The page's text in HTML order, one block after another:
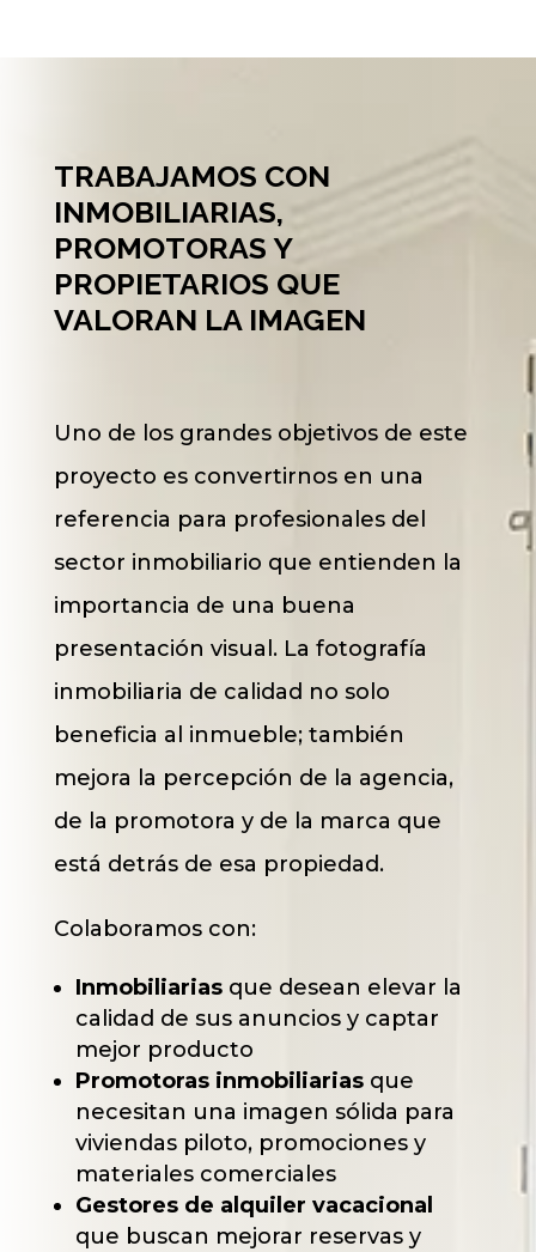
TRABAJAMOS CON
INMOBILIARIAS,
PROMOTORAS Y
PROPIETARIOS QUE
VALORAN LA IMAGEN
Uno de los grandes objetivos de este
proyecto es convertirnos en una
referencia para profesionales del
sector inmobiliario que entienden la
importancia de una buena
presentación visual. La fotografía
inmobiliaria de calidad no solo
beneficia al inmueble; también
mejora la percepción de la agencia,
de la promotora y de la marca que
está detrás de esa propiedad.
Colaboramos con:
Inmobiliariasque desean elevar la
calidad de sus anuncios y captar
mejor producto
Promotoras inmobiliariasque
necesitan una imagen sólida para
viviendas piloto, promociones y
materiales comerciales
Gestores de alquiler vacacional
que buscan mejorar reservas y